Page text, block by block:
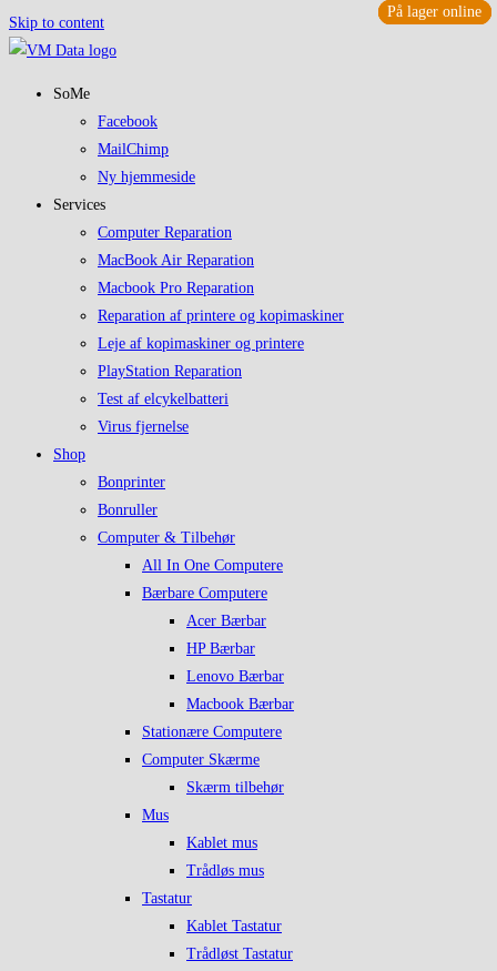
Skip to content
SoMe
Facebook
MailChimp
Ny hjemmeside
Services
Computer Reparation
MacBook Air Reparation
Macbook Pro Reparation
Reparation af printere og kopimaskiner
Leje af kopimaskiner og printere
PlayStation Reparation
Test af elcykelbatteri
Virus fjernelse
Shop
Bonprinter
Bonruller
Computer & Tilbehør
All In One Computere
Bærbare Computere
Acer Bærbar
HP Bærbar
Lenovo Bærbar
Macbook Bærbar
Stationære Computere
Computer Skærme
Skærm tilbehør
Mus
Kablet mus
Trådløs mus
Tastatur
Kablet Tastatur
Trådløst Tastatur
På lager online
På lager online
På lager online
På lager online